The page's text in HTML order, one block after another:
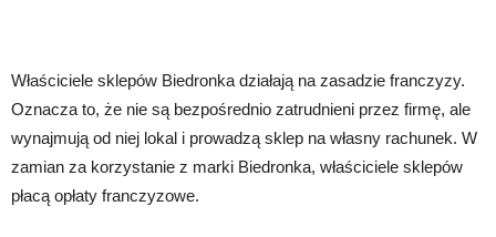
Właściciele sklepów Biedronka działają na zasadzie franczyzy.
Oznacza to, że nie są bezpośrednio zatrudnieni przez firmę, ale
wynajmują od niej lokal i prowadzą sklep na własny rachunek. W
zamian za korzystanie z marki Biedronka, właściciele sklepów
płacą opłaty franczyzowe.